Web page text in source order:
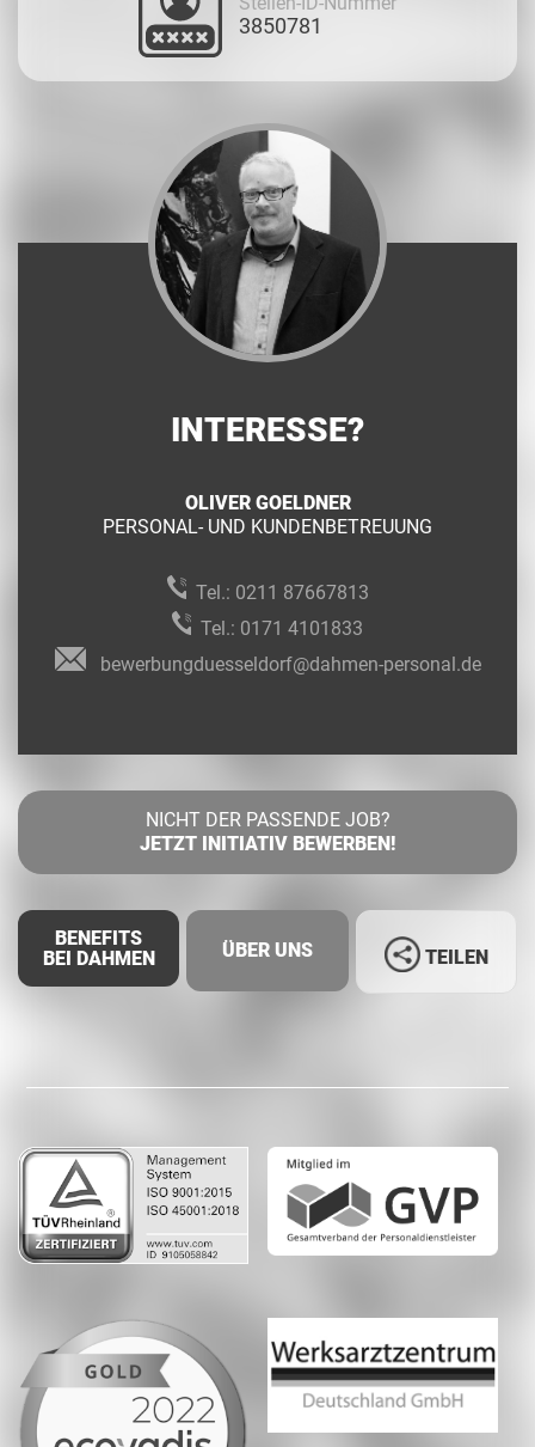
3850781
INTERESSE?
OLIVER GOELDNER
PERSONAL- UND KUNDENBETREUUNG
Tel.: 0211 87667813
Tel.: 0171 4101833
bewerbungduesseldorf@dahmen-personal.de
NICHT DER PASSENDE JOB?
JETZT INITIATIV BEWERBEN!
BENEFITS
BEI DAHMEN
ÜBER UNS
Whatsapp
TEILEN